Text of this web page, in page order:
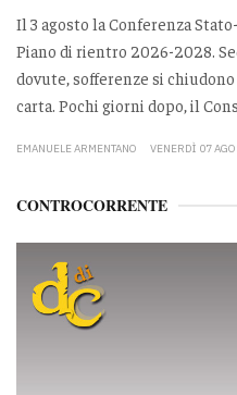
Il 3 agosto la Conferenza
Piano di rientro 2026-2028.
dovute, sofferenze si
carta. Pochi giorni dopo, il
EMANUELE ARMENTANO VENERDÌ 07
CONTROCORRENTE